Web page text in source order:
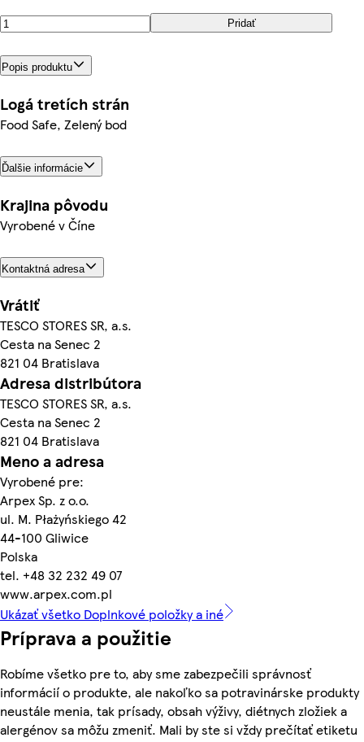
Pridať
Popis produktu
Logá tretích strán
Food Safe, Zelený bod
Ďalšie informácie
Krajina pôvodu
Vyrobené v Číne
Kontaktná adresa
Vrátiť
TESCO STORES SR, a.s.
Cesta na Senec 2
821 04 Bratislava
Adresa distribútora
TESCO STORES SR, a.s.
Cesta na Senec 2
821 04 Bratislava
Meno a adresa
Vyrobené pre:
Arpex Sp. z o.o.
ul. M. Płażyńskiego 42
44-100 Gliwice
Polska
tel. +48 32 232 49 07
www.arpex.com.pl
Ukázať všetko Doplnkové položky a iné
Príprava a použitie
Robíme všetko pre to, aby sme zabezpečili správnosť
informácií o produkte, ale nakoľko sa potravinárske produkty
neustále menia, tak prísady, obsah výživy, diétnych zložiek a
alergénov sa môžu zmeniť. Mali by ste si vždy prečítať etiketu